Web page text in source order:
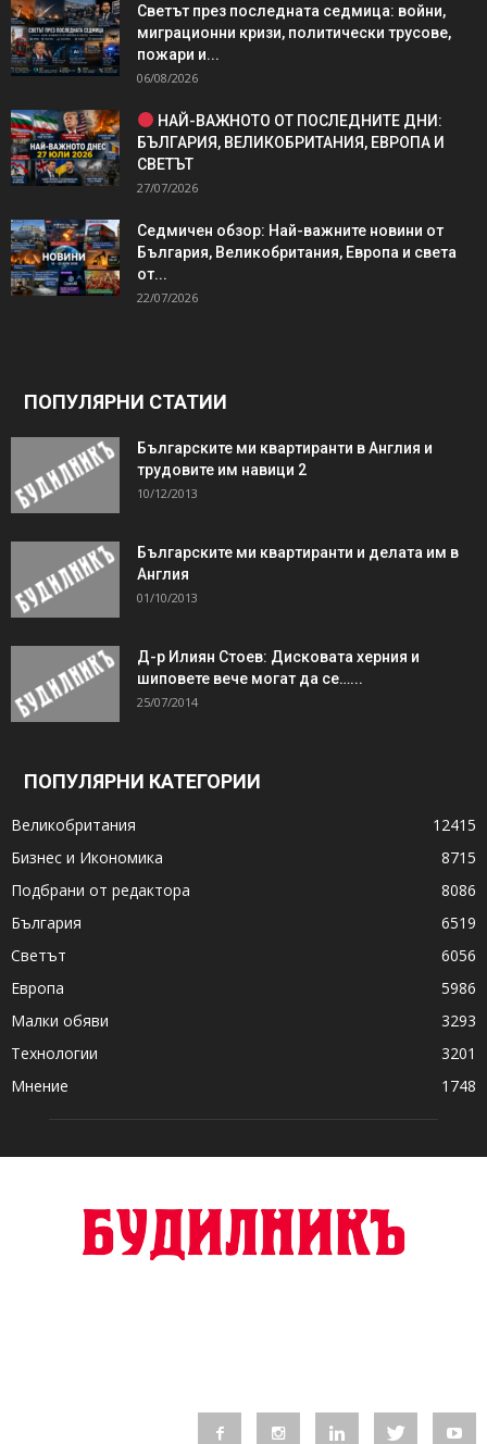
Светът през последната седмица: войни,
миграционни кризи, политически трусове,
пожари и...
06/08/2026
НАЙ-ВАЖНОТО ОТ ПОСЛЕДНИТЕ ДНИ:
БЪЛГАРИЯ, ВЕЛИКОБРИТАНИЯ, ЕВРОПА И
СВЕТЪТ
27/07/2026
Седмичен обзор: Най-важните новини от
България, Великобритания, Европа и света
от...
22/07/2026
ПОПУЛЯРНИ СТАТИИ
Българските ми квартиранти в Англия и
трудовите им навици 2
10/12/2013
Българските ми квартиранти и делата им в
Англия
01/10/2013
Д-р Илиян Стоев: Дисковата херния и
шиповете вече могат да се…...
25/07/2014
ПОПУЛЯРНИ КАТЕГОРИИ
Великобритания
12415
Бизнес и Икономика
8715
Подбрани от редактора
8086
България
6519
Светът
6056
Европа
5986
Малки обяви
3293
Технологии
3201
Мнение
1748